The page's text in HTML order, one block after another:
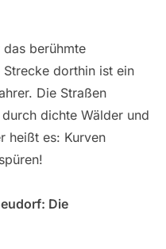
berühmte
dorthin ist ein
Die Straßen
dichte Wälder und
heißt es: Kurven
Die